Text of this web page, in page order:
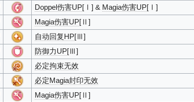
Doppel伤害UP[Ⅰ] & Magia伤害UP[Ⅰ]
Magia伤害UP[Ⅱ]
自动回复HP[Ⅲ]
防御力UP[Ⅲ]
必定拘束无效
必定Magia封印无效
Magia伤害UP[Ⅱ]